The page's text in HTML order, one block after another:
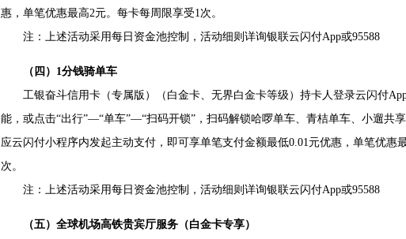
惠，单笔优惠最高2元。每卡每周限享受1次。
注：上述活动采用每日资金池控制，活动细则详询银联云闪付App或95588
（四）1分钱骑单车
工银奋斗信用卡（专属版）（白金卡、无界白金卡等级）持卡人登录云闪付
能，或点击“出行”—“单车”—“扫码开锁”，扫码解锁哈啰单车、青桔单车、小遛共
应云闪付小程序内发起主动支付，即可享单笔支付金额最低0.01元优惠，单笔优惠
次。
注：上述活动采用每日资金池控制，活动细则详询银联云闪付App或95588
（五）全球机场高铁贵宾厅服务（白金卡专享）